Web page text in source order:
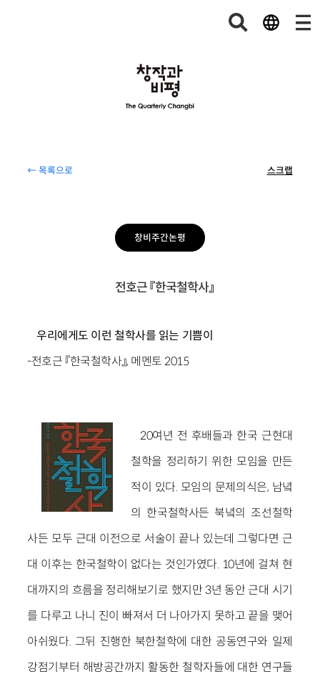
← 목록으로 스크랩
창비주간논평
전호근 『한국철학사』
우리에게도 이런 철학사를 읽는 기쁨이
-전호근 『한국철학사』, 메멘토 2015
20여년 전 후배들과 한국 근현대
철학을 정리하기 위한 모임을 만든
적이 있다. 모임의 문제의식은, 남녘
의 한국철학사든 북녘의 조선철학
사든 모두 근대 이전으로 서술이 끝나 있는데 그렇다면 근
대 이후는 한국철학이 없다는 것인가였다. 10년에 걸쳐 현
대까지의 흐름을 정리해보기로 했지만 3년 동안 근대 시기
를 다루고 나니 진이 빠져서 더 나아가지 못하고 끝을 맺어
아쉬웠다. 그뒤 진행한 북한철학에 대한 공동연구와 일제
강점기부터 해방공간까지 활동한 철학자들에 대한 연구들